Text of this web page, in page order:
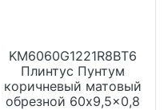
KM6060G1221R8BT6
Плинтус Пунтум
коричневый матовый
обрезной 60x9,5x0,8